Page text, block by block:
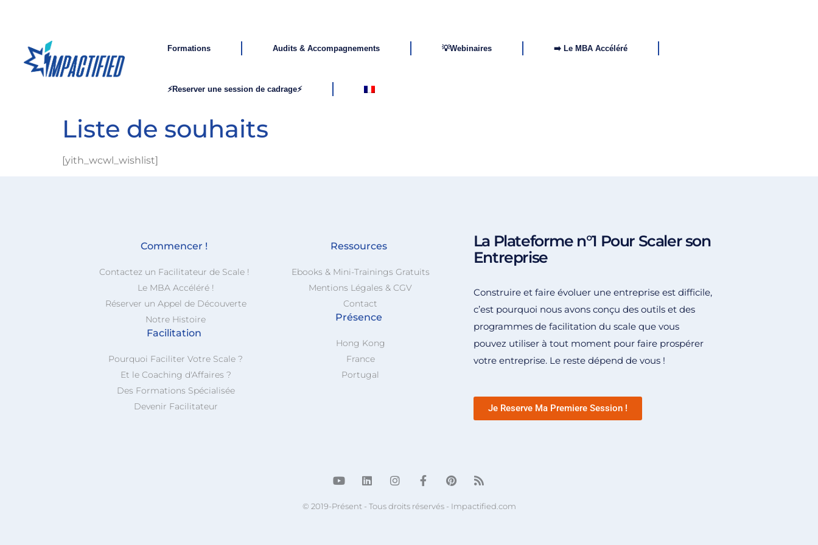
Formations Audits & Accompagnements 💡Webinaires ➡️ Le MBA Accéléré
⚡Reserver une session de cadrage⚡
Liste de souhaits
[yith_wcwl_wishlist]
Commencer !
Contactez un Facilitateur de Scale !
Le MBA Accéléré !
Réserver un Appel de Découverte
Notre Histoire
Facilitation
Pourquoi Faciliter Votre Scale ?
Et le Coaching d'Affaires ?
Des Formations Spécialisée
Devenir Facilitateur
Ressources
Ebooks & Mini-Trainings Gratuits
Mentions Légales & CGV
Contact
Présence
Hong Kong
France
Portugal
La Plateforme n°1 Pour Scaler son
Entreprise
Construire et faire évoluer une entreprise est difficile,
c’est pourquoi nous avons conçu des outils et des
programmes de facilitation du scale que vous
pouvez utiliser à tout moment pour faire prospérer
votre entreprise. Le reste dépend de vous !
Je Reserve Ma Premiere Session !
© 2019-Présent - Tous droits réservés - Impactified.com​